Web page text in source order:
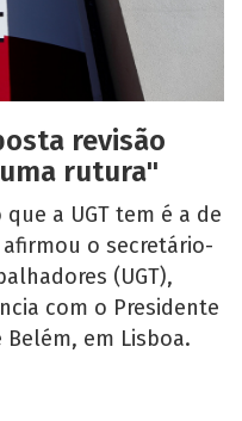
revisão
rutura"
a UGT tem é a de
o secretário-
(UGT),
com o Presidente
em Lisboa.